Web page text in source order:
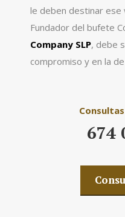
le deben destinar ese
Fundador del bufete
Company SLP, debe
compromiso y en la
674